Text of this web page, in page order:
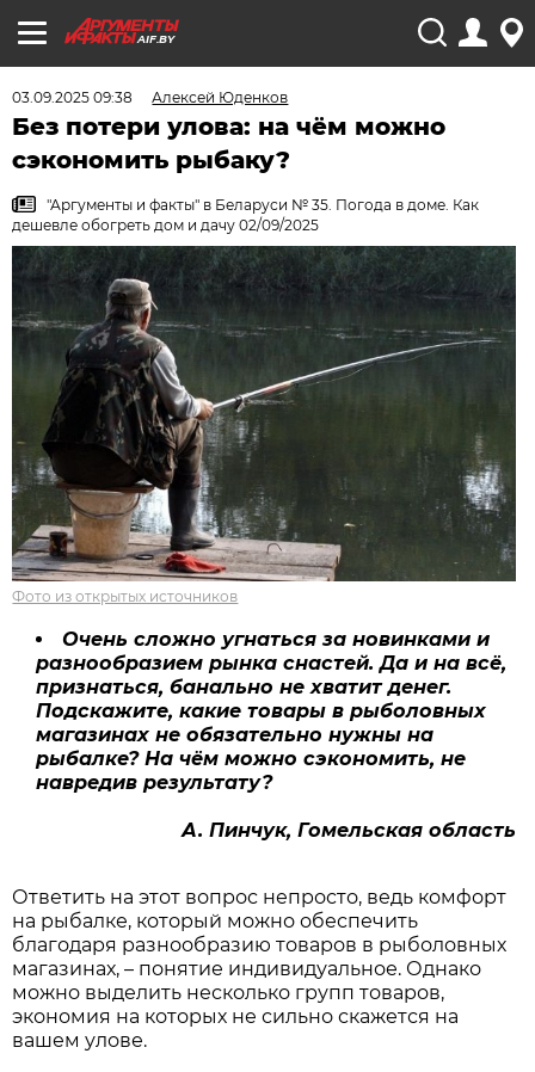
AIF.BY
03.09.2025 09:38 Алексей Юденков
Без потери улова: на чём можно
сэкономить рыбаку?
"Аргументы и факты" в Беларуси № 35. Погода в доме. Как
дешевле обогреть дом и дачу 02/09/2025
Фото из открытых источников
Очень сложно угнаться за новинками и
разнообразием рынка снастей. Да и на всё,
признаться, банально не хватит денег.
Подскажите, какие товары в рыболовных
магазинах не обязательно нужны на
рыбалке? На чём можно сэкономить, не
навредив результату?
А. Пинчук, Гомельская область
Ответить на этот вопрос непросто, ведь комфорт
на рыбалке, который можно обеспечить
благодаря разнообразию товаров в рыболовных
магазинах, – понятие индивидуальное. Однако
можно выделить несколько групп товаров,
экономия на которых не сильно скажется на
вашем улове.